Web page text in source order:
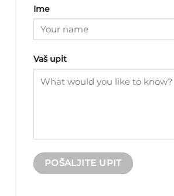
Ime
Vaš upit